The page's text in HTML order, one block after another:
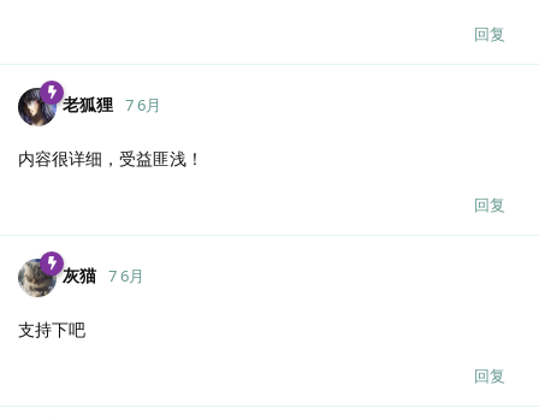
回复
老狐狸 7 6月
内容很详细，受益匪浅！
回复
灰猫 7 6月
支持下吧
回复